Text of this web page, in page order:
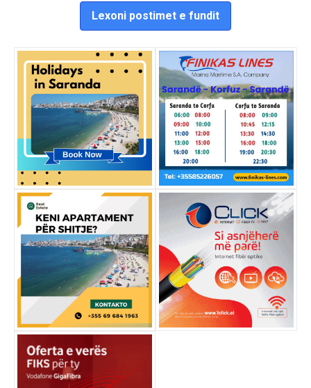
Lexoni postimet e fundit